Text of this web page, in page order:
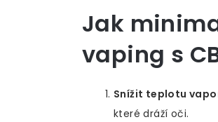
Jak
vaping s
Snížit teplotu
které dráží oči.